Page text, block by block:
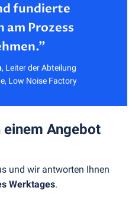
fundierte
am Prozess
, Leiter der Abteilung
Low Noise Factory
einem Angebot
und wir antworten Ihnen
Werktages.